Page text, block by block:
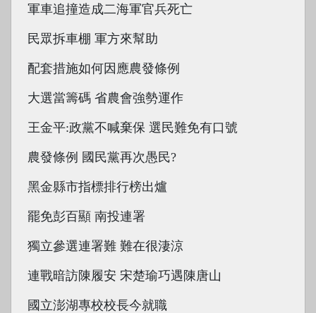
軍車追撞造成二海軍官兵死亡
民眾拆車棚 軍方來幫助
配套措施如何因應農發條例
大選當籌碼 省農會強勢運作
王金平:政黨不喊棄保 選民難免有口號
農發條例 國民黨再次愚民?
黑金縣市指標排行榜出爐
罷免彭百顯 南投連署
獨立參選連署難 難在很淒涼
連戰暗訪陳履安 宋楚瑜巧遇陳唐山
國立澎湖專校校長今就職